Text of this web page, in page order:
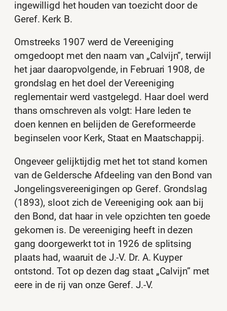
ingewilligd het houden van toezicht door de
Geref. Kerk B.
Omstreeks 1907 werd de Vereeniging
omgedoopt met den naam van „Calvijn”, terwijl
het jaar daaropvolgende, in Februari 1908, de
grondslag en het doel der Vereeniging
reglementair werd vastgelegd. Haar doel werd
thans omschreven als volgt: Hare leden te
doen kennen en belijden de Gereformeerde
beginselen voor Kerk, Staat en Maatschappij.
Ongeveer gelijktijdig met het tot stand komen
van de Geldersche Afdeeling van den Bond van
Jongelingsvereenigingen op Geref. Grondslag
(1893), sloot zich de Vereeniging ook aan bij
den Bond, dat haar in vele opzichten ten goede
gekomen is. De vereeniging heeft in dezen
gang doorgewerkt tot in 1926 de splitsing
plaats had, waaruit de J.-V. Dr. A. Kuyper
ontstond. Tot op dezen dag staat „Calvijn” met
eere in de rij van onze Geref. J.-V.